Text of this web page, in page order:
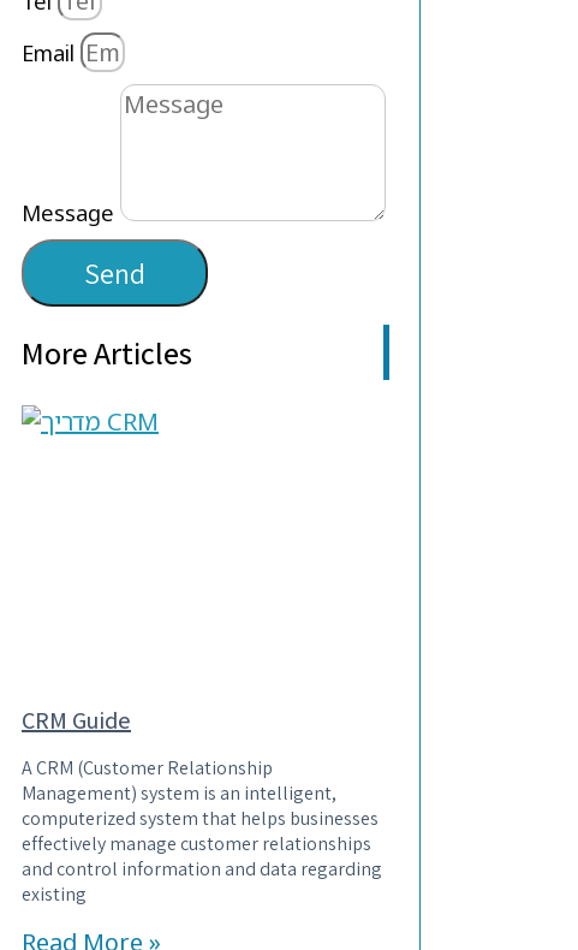
Email
Message
Send
More Articles
CRM Guide
A CRM (Customer Relationship
Management) system is an intelligent,
computerized system that helps businesses
effectively manage customer relationships
and control information and data regarding
existing
Read More »